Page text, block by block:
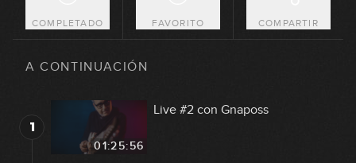
COMPLETADO FAVORITO COMPARTIR
A CONTINUACIÓN
1
01:25:56
Live #2 con Gnaposs